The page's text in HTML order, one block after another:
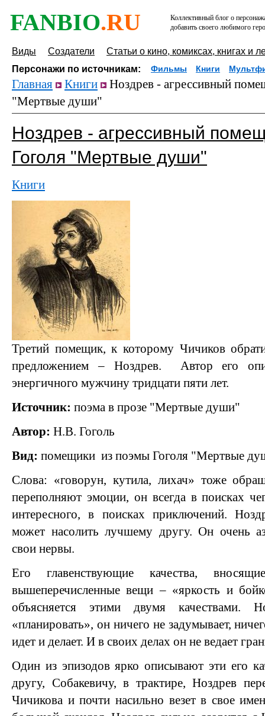
FANBIO.RU
Коллективный блог о
добавить своего любимого
Виды Создатели
Статьи о кино, комиксах, книгах и
Персонажи по источникам:
Фильмы Книги
Главная Книги
Ноздрев - агрессивный
"Мертвые души"
Ноздрев - агрессивный
Гоголя "Мертвые души"
Книги
Третий помещик, к которому Чичиков
предложением – Ноздрев. Автор его
энергичного мужчину тридцати пяти лет.
Источник: поэма в прозе "Мертвые души"
Автор: Н.В. Гоголь
Вид: помещики из поэмы Гоголя "Мертвые
Слова: «говорун, кутила, лихач» тоже
переполняют эмоции, он всегда в поисках
интересного, в поисках приключений.
может насолить лучшему другу. Он очень
свои нервы.
Его главенствующие качества,
вышеперечисленные вещи – «яркость и
объясняется этими двумя качествами.
«планировать», он ничего не задумывает,
идет и делает. И в своих делах он не ведает
Один из эпизодов ярко описывают эти его
другу, Собакевичу, в трактире, Ноздрев
Чичикова и почти насильно везет в свое